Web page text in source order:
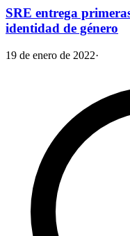
SRE entrega
identidad de género
19 de enero de 2022·